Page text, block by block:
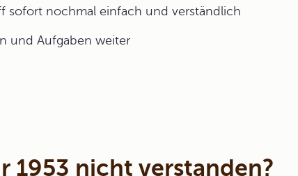
sofort nochmal einfach und verständlich
und Aufgaben weiter
1953 nicht verstanden?